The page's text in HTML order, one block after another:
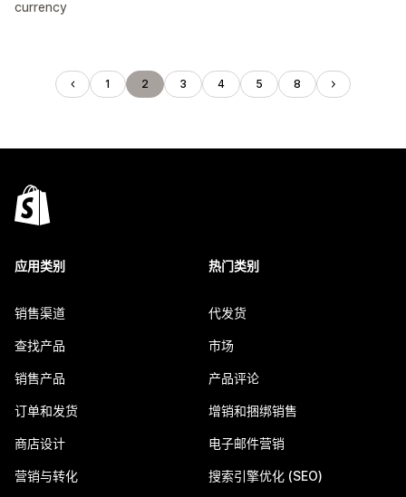
currency
1 2 3 4 5 8
应用类别
销售渠道
查找产品
销售产品
订单和发货
商店设计
营销与转化
热门类别
代发货
市场
产品评论
增销和捆绑销售
电子邮件营销
搜索引擎优化 (SEO)